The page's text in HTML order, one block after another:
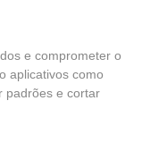
e comprometer o
aplicativos como
padrões e cortar